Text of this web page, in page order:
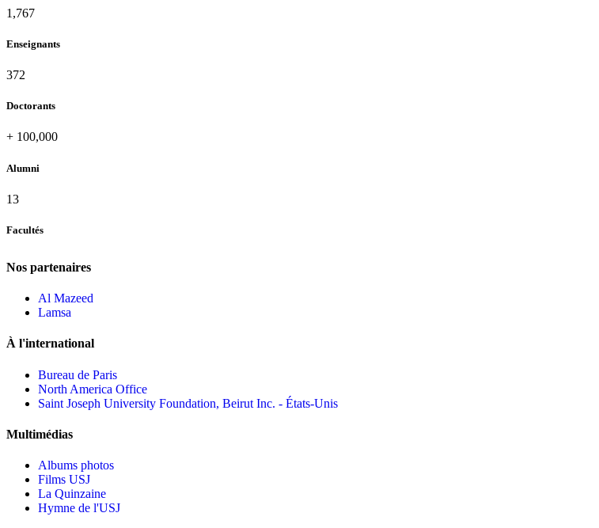
1,995
Enseignants
420
Doctorants
+ 100,000
Alumni
13
Facultés
Nos partenaires
Al Mazeed
Lamsa
À l'international
Bureau de Paris
North America Office
Saint Joseph University Foundation, Beirut Inc. - États-Unis
Multimédias
Albums photos
Films USJ
La Quinzaine
Hymne de l'USJ